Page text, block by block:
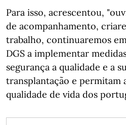
Para isso, acrescentou,
de acompanhamento,
trabalho, continuaremos
DGS a implementar
segurança a qualidade e a
transplantação e permitam
qualidade de vida dos